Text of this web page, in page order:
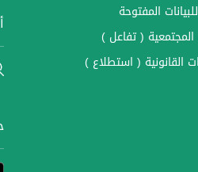
المفتوحة
( تفاعل )
القانونية ( استطلاع )